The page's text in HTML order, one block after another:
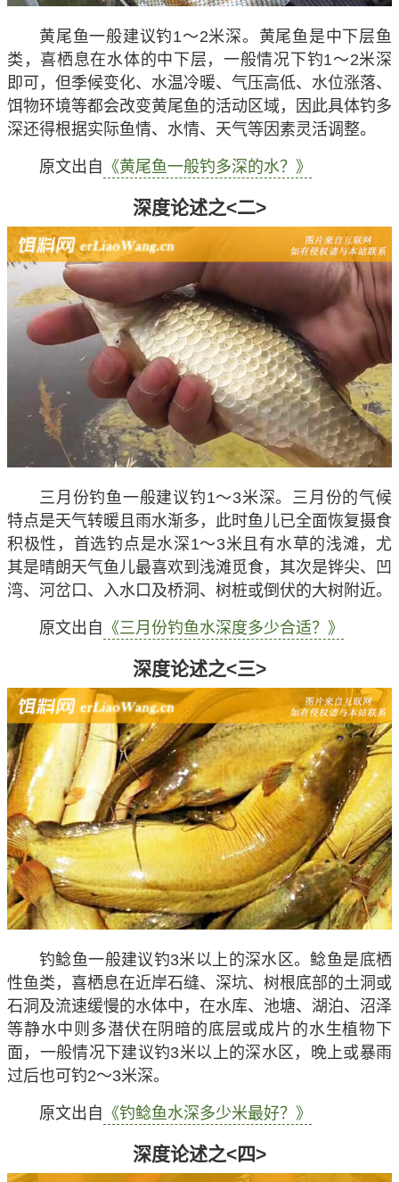
黄尾鱼一般建议钓1～2米深。黄尾鱼是中下层鱼
类，喜栖息在水体的中下层，一般情况下钓1～2米深
即可，但季候变化、水温冷暖、气压高低、水位涨落、
饵物环境等都会改变黄尾鱼的活动区域，因此具体钓多
深还得根据实际鱼情、水情、天气等因素灵活调整。
原文出自 《黄尾鱼一般钓多深的水？》
深度论述之<二>
三月份钓鱼一般建议钓1～3米深。三月份的气候
特点是天气转暖且雨水渐多，此时鱼儿已全面恢复摄食
积极性，首选钓点是水深1～3米且有水草的浅滩，尤
其是晴朗天气鱼儿最喜欢到浅滩觅食，其次是铧尖、凹
湾、河岔口、入水口及桥洞、树桩或倒伏的大树附近。
原文出自 《三月份钓鱼水深度多少合适？》
深度论述之<三>
钓鲶鱼一般建议钓3米以上的深水区。鲶鱼是底栖
性鱼类，喜栖息在近岸石缝、深坑、树根底部的土洞或
石洞及流速缓慢的水体中，在水库、池塘、湖泊、沼泽
等静水中则多潜伏在阴暗的底层或成片的水生植物下
面，一般情况下建议钓3米以上的深水区，晚上或暴雨
过后也可钓2～3米深。
原文出自 《钓鲶鱼水深多少米最好？》
深度论述之<四>